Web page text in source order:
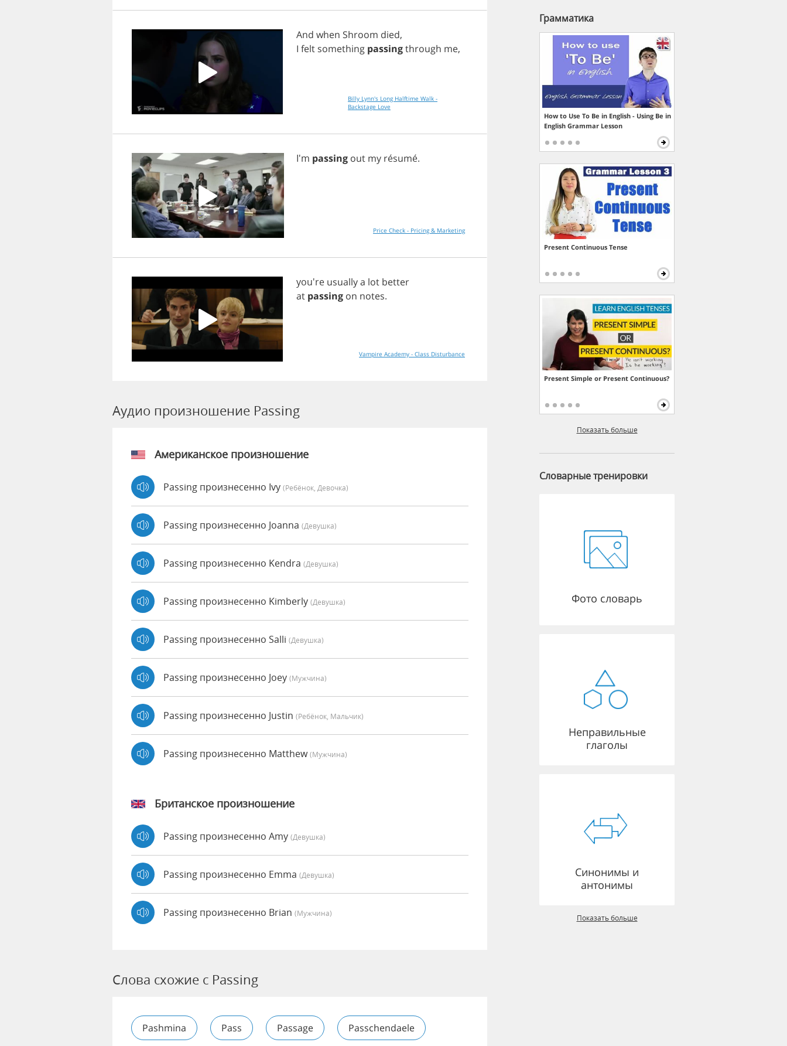
And when Shroom died,
I felt something passingthrough me,
Billy Lynn's Long Halftime Walk -
Backstage Love
I'm passing out my résumé.
Price Check - Pricing & Marketing
you're usuallya lot better
at passing on notes.
Vampire Academy - Class Disturbance
Аудио произношение Passing
Американское произношение
Passing произнесенно Ivy (Ребёнок, Девочка)
Passing произнесенно Joanna (девушка)
Passing произнесенно Kendra (девушка)
Passing произнесенно Kimberly (девушка)
Passing произнесенно Salli (девушка)
Passing произнесенно Joey (мужчина)
Passing произнесенно Justin (Ребёнок, Мальчик)
Passing произнесенно Matthew(мужчина)
Британское произношение
Passing произнесенно Amy (девушка)
Passing произнесенно Emma (девушка)
Passing произнесенно Brian (мужчина)
Слова схожие с Passing
Pashmina Pass Passage Passchendaele
Грамматика
How to Use To Be in English - Using Be in
English Grammar Lesson
Present Continuous Tense
Present Simple or Present Continuous?
Показать больше
Словарные тренировки
Фото словарь
Неправильные
глаголы
Синонимы и
антонимы
Показать больше